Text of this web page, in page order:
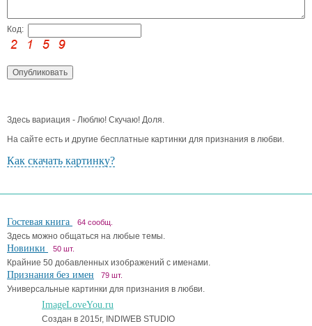
Код:
Здесь вариация - Люблю! Скучаю! Доля.
На сайте есть и другие бесплатные картинки для признания в любви.
Как скачать картинку?
Гостевая книга 64 сообщ.
Здесь можно общаться на любые темы.
Новинки 50 шт.
Крайние 50 добавленных изображений с именами.
Признания без имен 79 шт.
Универсальные картинки для признания в любви.
ImageLoveYou.ru
Создан в 2015г, INDIWEB STUDIO